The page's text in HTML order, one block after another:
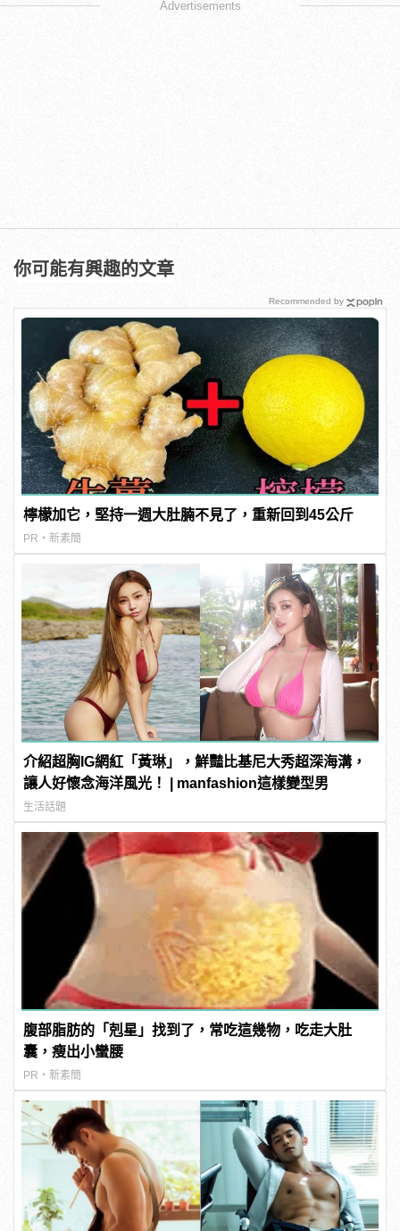
Advertisements
你可能有興趣的文章
檸檬加它，堅持一週大肚腩不見了，重新回到45公斤
PR・新素簡
介紹超胸IG網紅「黃琳」，鮮豔比基尼大秀超深海溝，
讓人好懷念海洋風光！ | manfashion這樣變型男
生活話題
腹部脂肪的「剋星」找到了，常吃這幾物，吃走大肚
囊，瘦出小蠻腰
PR・新素簡
Recommended by